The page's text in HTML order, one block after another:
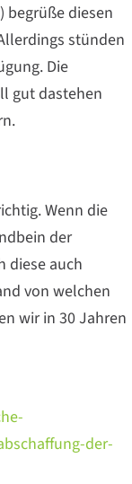
begrüße diesen
stünden
Die
gut dastehen
Wenn die
der
diese auch
von welchen
wir in 30 Jahren
der-